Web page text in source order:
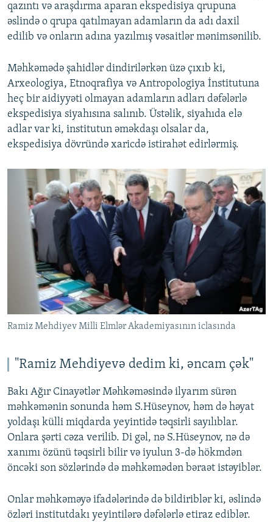
qazıntı və araşdırma aparan ekspedisiya qrupuna
əslində o qrupa qatılmayan adamların da adı daxil
edilib və onların adına yazılmış vəsaitlər mənimsənilib.
Məhkəmədə şahidlər dindirilərkən üzə çıxıb ki,
Arxeologiya, Etnoqrafiya və Antropologiya İnstitutuna
heç bir aidiyyəti olmayan adamların adları dəfələrlə
ekspedisiya siyahısına salınıb. Üstəlik, siyahıda elə
adlar var ki, institutun əməkdaşı olsalar da,
ekspedisiya dövründə xaricdə istirahət edirlərmiş.
Ramiz Mehdiyev Milli Elmlər Akademiyasının iclasında
"Ramiz Mehdiyevə dedim ki, əncam çək"
Bakı Ağır Cinayətlər Məhkəməsində ilyarım sürən
məhkəmənin sonunda həm S.Hüseynov, həm də həyat
yoldaşı külli miqdarda yeyintidə təqsirli sayılıblar.
Onlara şərti cəza verilib. Di gəl, nə S.Hüseynov, nə də
xanımı özünü təqsirli bilir və iyulun 3-də hökmdən
öncəki son sözlərində də məhkəmədən bəraət istəyiblər.
Onlar məhkəməyə ifadələrində də bildiriblər ki, əslində
özləri institutdakı yeyintilərə dəfələrlə etiraz ediblər.